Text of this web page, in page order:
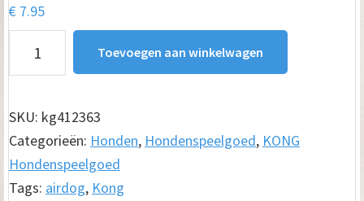
€ 7.95
Airdog
Knobby
Bal
aantal
Toevoegen aan winkelwagen
SKU: kg412363
Categorieën: Honden, Hondenspeelgoed, KONG
Hondenspeelgoed
Tags: airdog, Kong